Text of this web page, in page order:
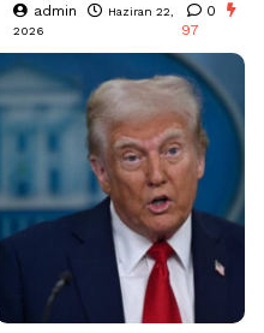
admin
Haziran 22,
2026
0
97